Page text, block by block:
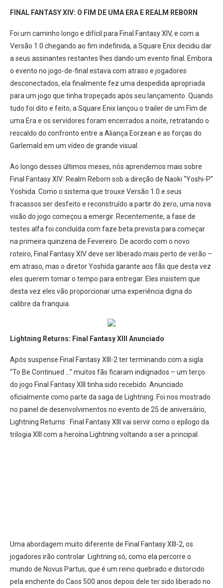
FINAL FANTASY XIV: O FIM DE UMA ERA E REALM REBORN
Foi um caminho longo e difícil para Final Fantasy XIV, e com a
Versão 1.0 chegando ao fim indefinida, a Square Enix decidiu dar
a seus assinantes restantes lhes dando um evento final. Embora
o evento no jogo-de-final estava com atraso e jogadores
desconectados, ela finalmente fez uma despedida apropriada
para um jogo que tinha tropeçado após seu lançamento. Quando
tudo foi dito e feito, a Square Enix lançou o trailer de um Fim de
uma Era e os servidores foram encerrados a noite, retratando o
rescaldo do confronto entre a Aliança Eorzean e as forças do
Garlemald em um vídeo de grande visual.
Ao longo desses últimos meses, nós aprendemos mais sobre
Final Fantasy XIV: Realm Reborn sob a direção de Naoki “Yoshi-P”
Yoshida. Como o sistema que trouxe Versão 1.0 e seus
fracassos ser desfeito e reconstruído a partir do zero, uma nova
visão do jogo começou a emergir. Recentemente, a fase de
testes alfa foi concluída com faze beta prevista para começar
na primeira quinzena de Fevereiro. De acordo com o novo
roteiro, Final Fantasy XIV deve ser liberado mais perto de verão –
em atraso, mas o diretor Yoshida garante aos fãs que desta vez
eles querem tomar o tempo para entregar. Eles insistem que
desta vez eles vão proporcionar uma experiência digna do
calibre da franquia.
Lightning Returns: Final Fantasy XIII Anunciado
Após suspense Final Fantasy XIII-2 ter terminando com a sigla
“To Be Continued …” muitos fãs ficaram indignados – um terço
do jogo Final Fantasy XIII tinha sido recebido. Anunciado
oficialmente como parte da saga de Lightning. Foi nos mostrado
no painel de desenvolvimentos no evento de 25 de aniversário,
Lightning Returns : Final Fantasy XIII vai servir como o epílogo da
trilogia XIII com a heroína Lightning voltando a ser a principal.
Uma abordagem muito diferente de Final Fantasy XIII-2, os
jogadores irão controlar Lightning só, como ela percorre o
mundo de Novus Partus, que é um reino quebrado e distorcido
pela enchente do Caos 500 anos depois dele ter sido liberado no